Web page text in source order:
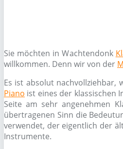
Sie möchten in Wachtendonk
willkommen. Denn wir von der
Es ist absolut nachvollziehbar,
Piano ist eines der klassischen
Seite am sehr angenehmen
übertragenen Sinn die
verwendet, der eigentlich der
Instrumente.